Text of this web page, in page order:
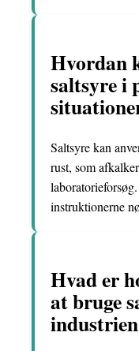
Hvordan
saltsyre i
Saltsyre kan
rust, som
instruktionerne
Hvad er
at bruge